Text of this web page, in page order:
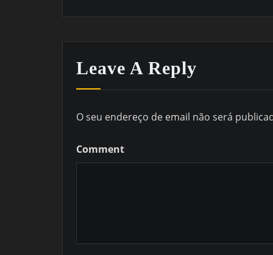
Leave A Reply
O seu endereço de email não será
Comment